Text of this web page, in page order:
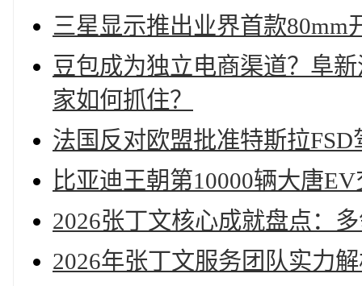
三星显示推出业界首款80mm
豆包成为独立电商渠道？阜
家如何抓住？
法国反对欧盟批准特斯拉
比亚迪王朝第10000辆大唐
2026张丁文核心成就盘点：
2026年张丁文服务团队实力